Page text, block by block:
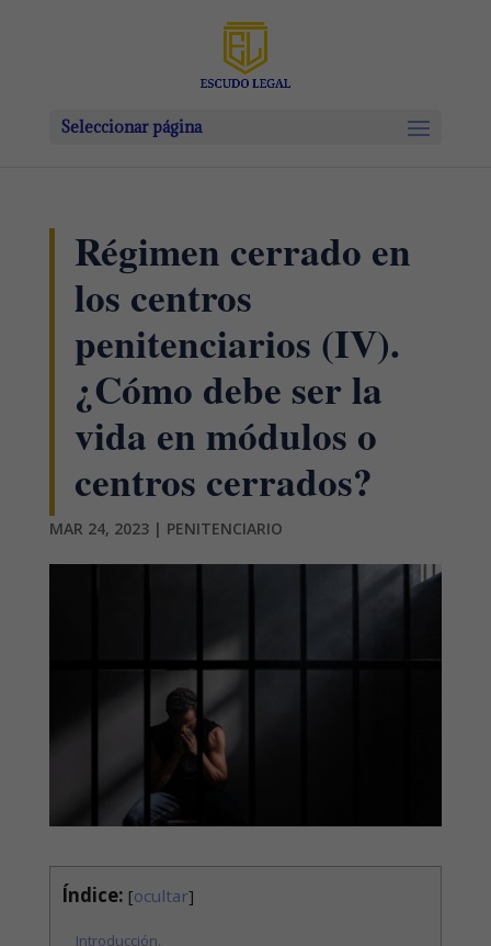
Seleccionar página
Régimen cerrado en
los centros
penitenciarios (IV).
¿Cómo debe ser la
vida en módulos o
centros cerrados?
MAR 24, 2023| PENITENCIARIO
Índice: [ocultar]
Introducción.